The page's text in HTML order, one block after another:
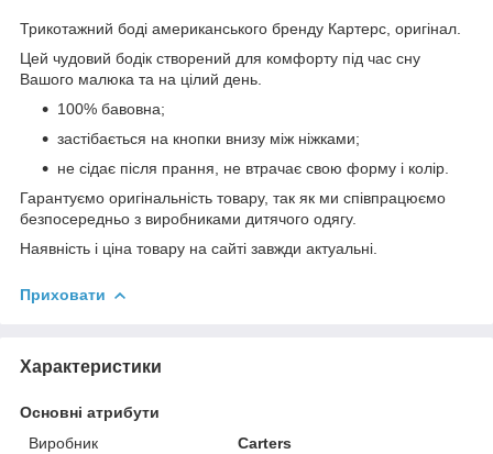
Трикотажний боді американського бренду Картерс, оригінал.
Цей чудовий бодік створений для комфорту під час сну
Вашого малюка та на цілий день.
100% бавовна;
застібається на кнопки внизу між ніжками;
не сідає після прання, не втрачає свою форму і колір.
Гарантуємо оригінальність товару, так як ми співпрацюємо
безпосередньо з виробниками дитячого одягу.
Наявність і ціна товару на сайті завжди актуальні.
Приховати
Характеристики
Основні атрибути
Виробник
Carters